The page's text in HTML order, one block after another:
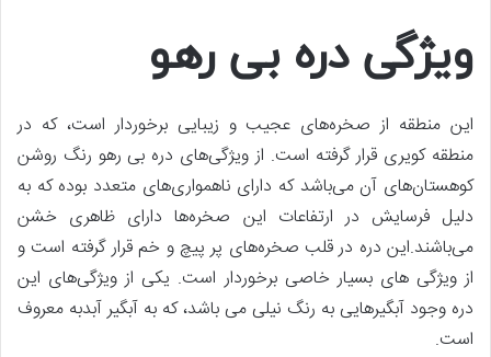
ویژگی دره بی رهو
این منطقه از صخره‌های عجیب و زیبایی برخوردار است، که در
منطقه کویری قرار گرفته است. از ویژگی‌های دره بی رهو رنگ روشن
کوهستان‌های آن می‌باشد که دارای ناهمواری‌های متعدد بوده که به
دلیل فرسایش در ارتفاعات این صخره‌ها دارای ظاهری خشن
می‌باشند.این دره در قلب صخره‌های پر پیچ و خم قرار گرفته است و
از ویژگی های بسیار خاصی برخوردار است. یکی از ویژگی‌های این
دره وجود آبگیر‌هایی به رنگ نیلی می باشد، که به آبگیر آبدبه معروف
است.